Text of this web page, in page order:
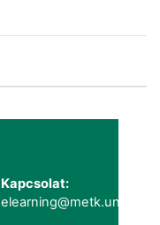
Kapcsolat: